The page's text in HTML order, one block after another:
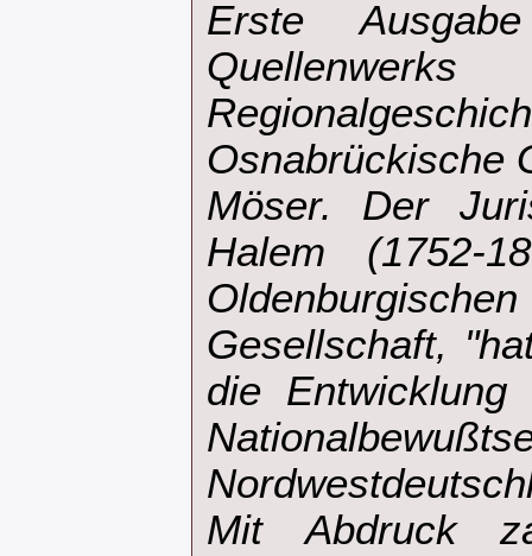
Erste
Osnabrückische
Möser. Der
Halem (1752-
Gesellschaft,
die
Mit Abdruck